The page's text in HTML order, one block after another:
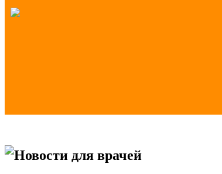
Новости для врачей